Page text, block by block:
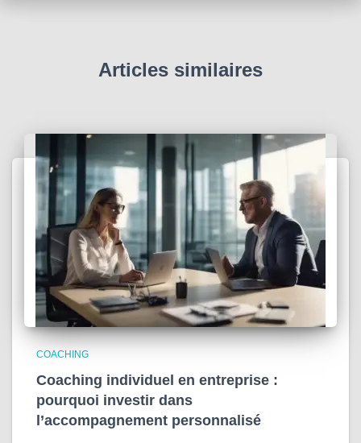
Articles similaires
COACHING
Coaching individuel en entreprise :
pourquoi investir dans
l’accompagnement personnalisé